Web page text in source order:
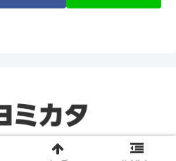
zetta segment Inc